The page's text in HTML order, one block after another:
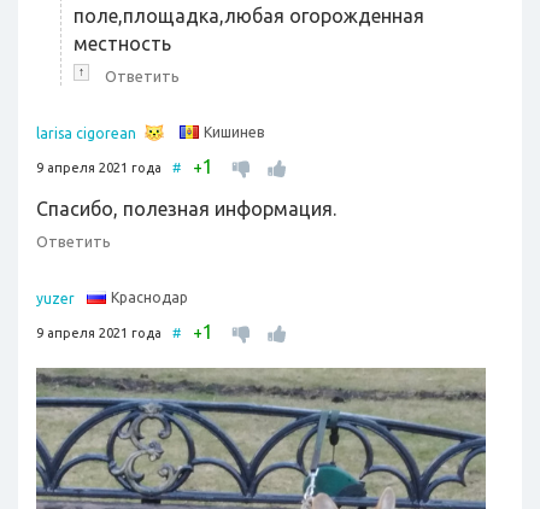
поле,площадка,любая огорожденная
местность
↑ Ответить
larisa cigorean Кишинев
9 апреля 2021 года # +1
Спасибо, полезная информация.
Ответить
yuzer Краснодар
9 апреля 2021 года # +1